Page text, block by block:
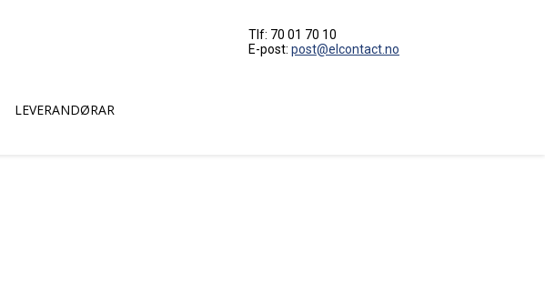
Tlf: 70 01 70 10
E-post: post@elcontact.no
LEVERANDØRAR